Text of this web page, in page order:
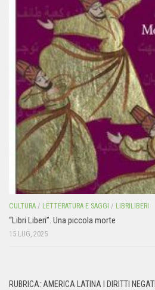
CULTURA / LETTERATURA E SAGGI / LIBRILIBERI
“Libri Liberi”. Una piccola morte
15 LUG, 2025
RUBRICA: AMERICA LATINA I DIRITTI NEGATI